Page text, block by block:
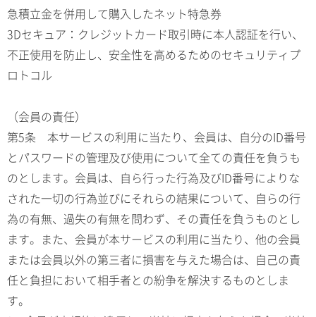
急積立金を併用して購入したネット特急券
3Dセキュア：クレジットカード取引時に本人認証を行い、
不正使用を防止し、安全性を高めるためのセキュリティプ
ロトコル
（会員の責任）
第5条 本サービスの利用に当たり、会員は、自分のID番号
とパスワードの管理及び使用について全ての責任を負うも
のとします。会員は、自ら行った行為及びID番号によりな
された一切の行為並びにそれらの結果について、自らの行
為の有無、過失の有無を問わず、その責任を負うものとし
ます。また、会員が本サービスの利用に当たり、他の会員
または会員以外の第三者に損害を与えた場合は、自己の責
任と負担において相手者との紛争を解決するものとしま
す。